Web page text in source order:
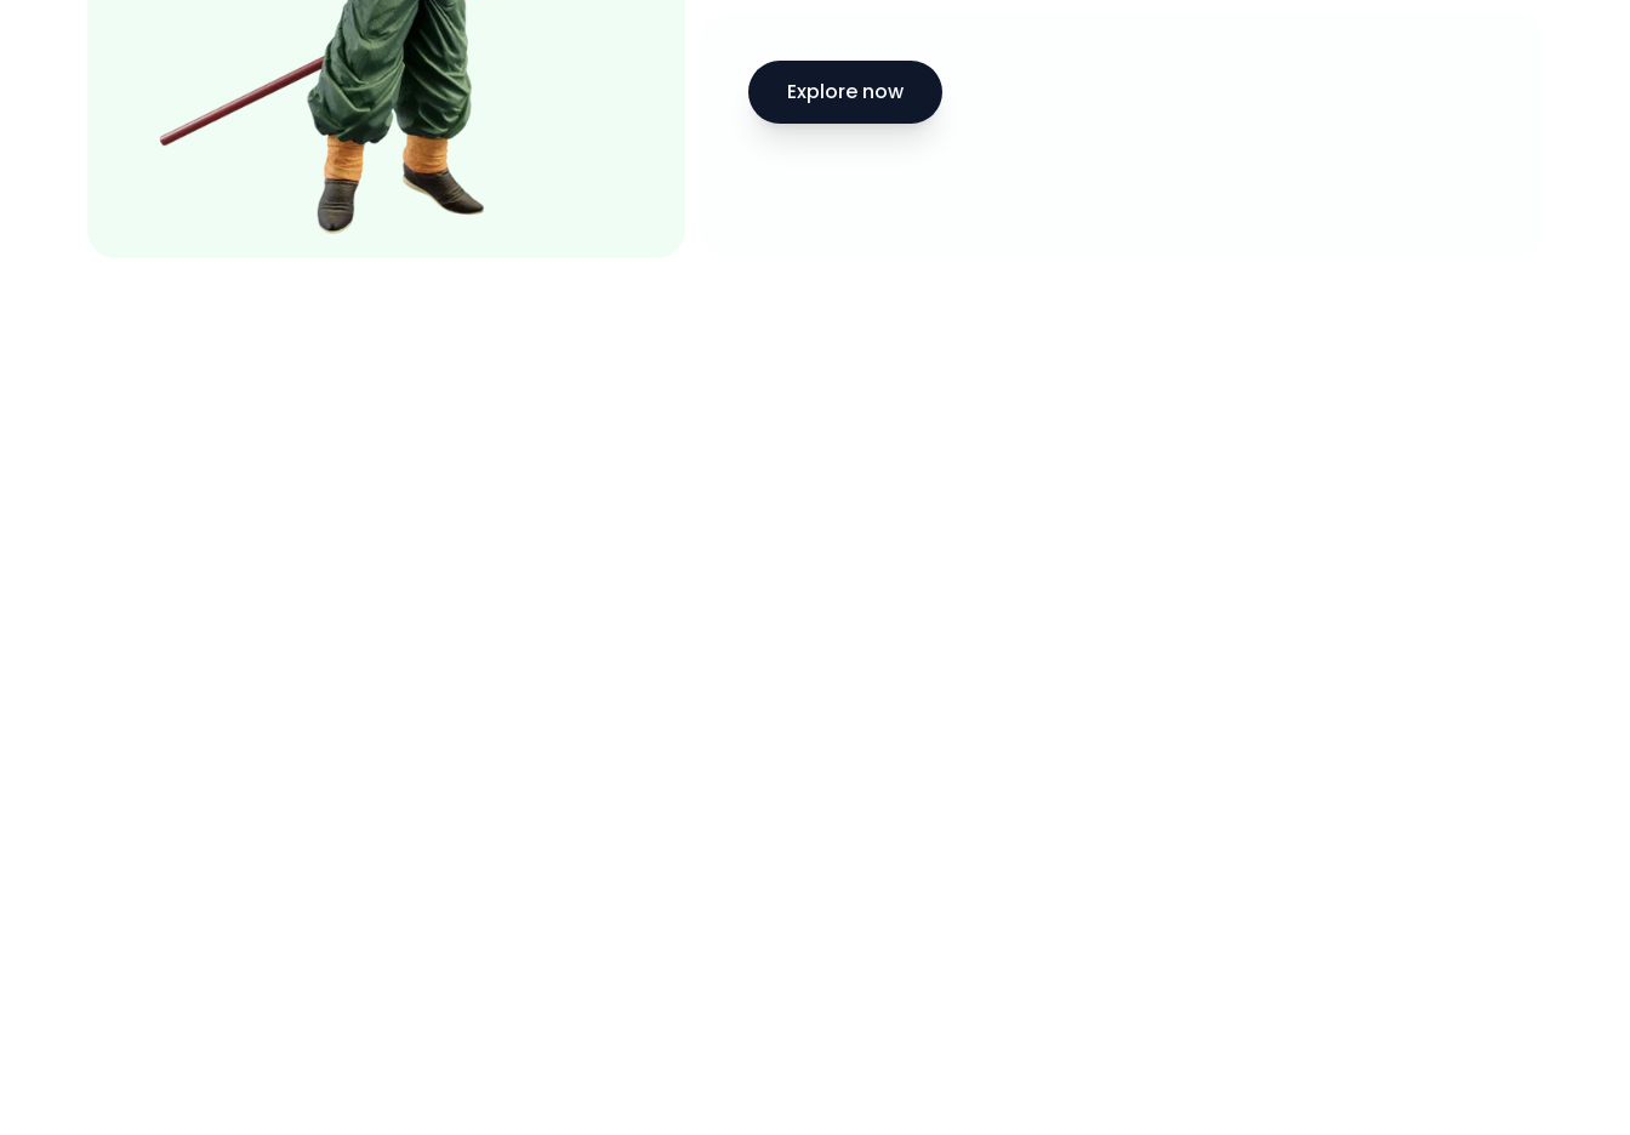
Explore now